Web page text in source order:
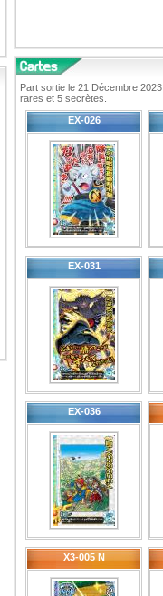
Part sortie le 21 Décembre
rares et 5 secrètes.
EX-026
EX-031
EX-036
X3-005 N